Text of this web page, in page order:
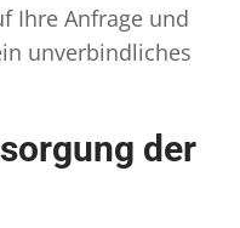
Ihre Anfrage und
unverbindliches
der